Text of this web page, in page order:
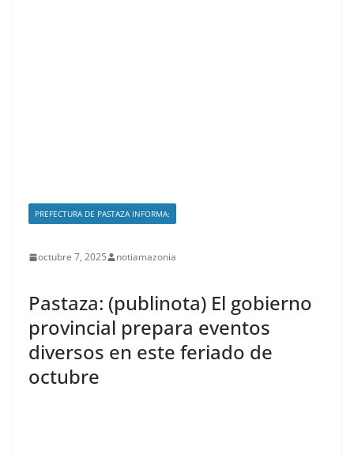
PREFECTURA DE PASTAZA INFORMA:
octubre 7, 2025 notiamazonia
Pastaza: (publinota) El gobierno
provincial prepara eventos
diversos en este feriado de
octubre